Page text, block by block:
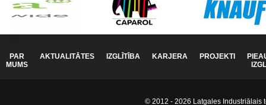
PAR
MUMS
AKTUALITĀTES IZGLĪTĪBA KARJERA PROJEKTI
© 2012 - 2026 Latgales Industriālais